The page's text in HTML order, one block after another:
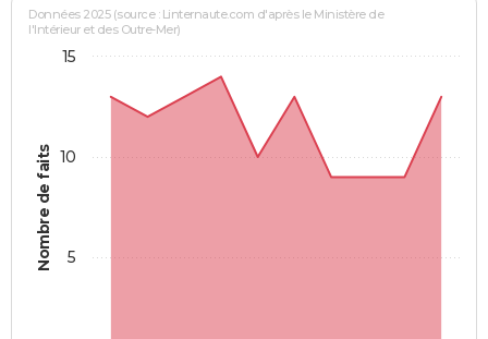
Nombre de faits
Données 2025 (source : Linternaute.com d'après le Ministère de
l'Intérieur et des Outre-Mer)
5
10
15